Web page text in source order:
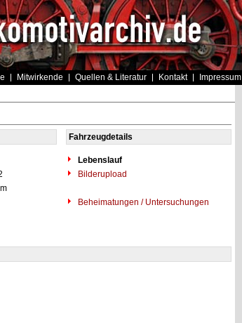
Mitwirkende Quellen & Literatur Kontakt Impressum
Fahrzeugdetails
Lebenslauf
Bilderupload
Beheimatungen / Untersuchungen